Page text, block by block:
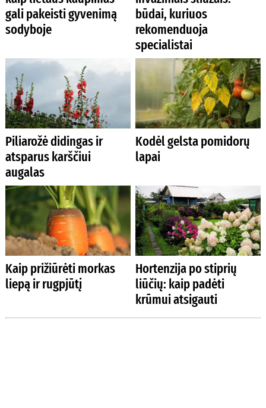
gali pakeisti gyvenimą
sodyboje
būdai, kuriuos
rekomenduoja
specialistai
Piliarožė didingas ir
atsparus karščiui
augalas
Kodėl gelsta pomidorų
lapai
Kaip prižiūrėti morkas
liepą ir rugpjūtį
Hortenzija po stiprių
liūčių: kaip padėti
krūmui atsigauti